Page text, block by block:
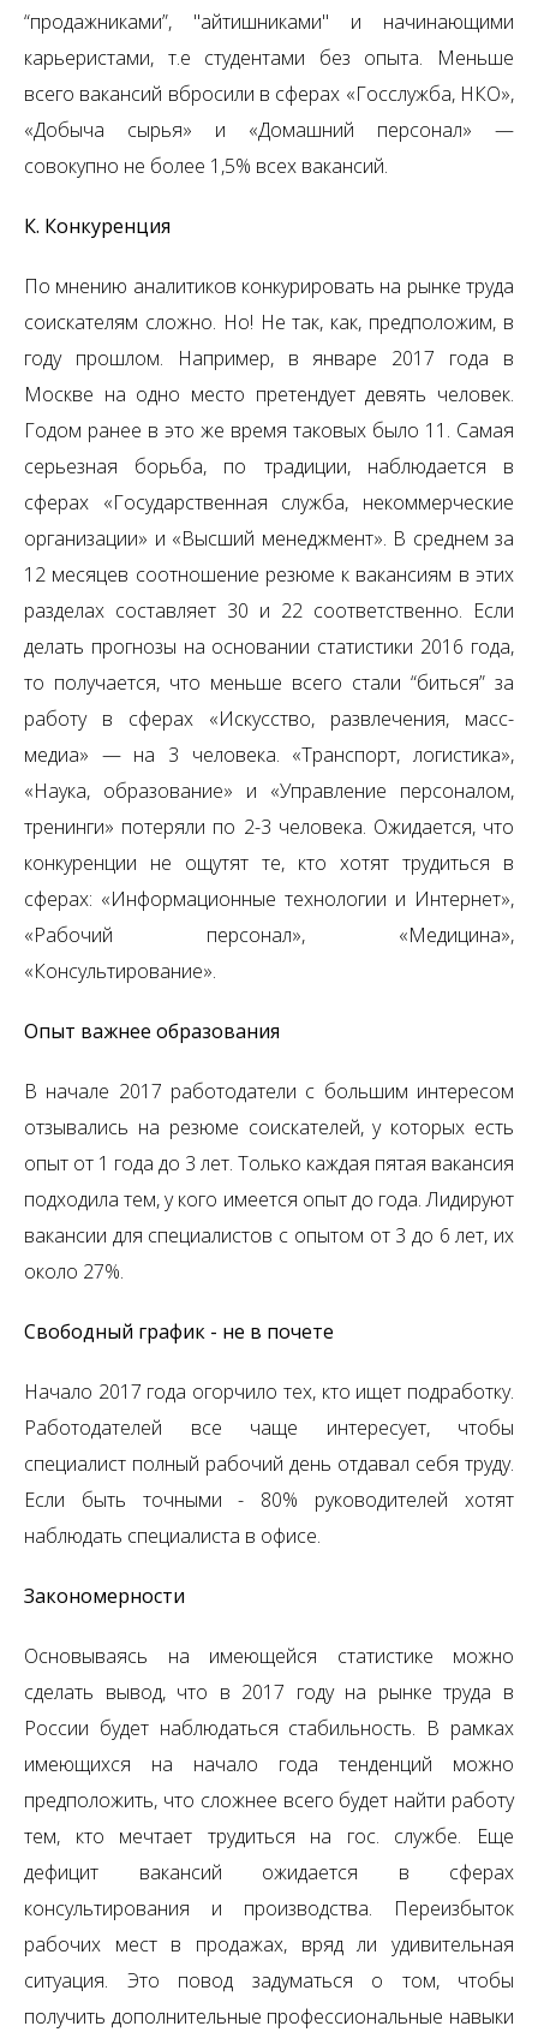
“продажниками”, "айтишниками" и начинающими
карьеристами, т.е студентами без опыта. Меньше
всего вакансий вбросили в сферах «Госслужба, НКО»,
«Добыча сырья» и «Домашний персонал» —
совокупно не более 1,5% всех вакансий.
К. Конкуренция
По мнению аналитиков конкурировать на рынке труда
соискателям сложно. Но! Не так, как, предположим, в
году прошлом. Например, в январе 2017 года в
Москве на одно место претендует девять человек.
Годом ранее в это же время таковых было 11. Самая
серьезная борьба, по традиции, наблюдается в
сферах «Государственная служба, некоммерческие
организации» и «Высший менеджмент». В среднем за
12 месяцев соотношение резюме к вакансиям в этих
разделах составляет 30 и 22 соответственно. Если
делать прогнозы на основании статистики 2016 года,
то получается, что меньше всего стали “биться” за
работу в сферах «Искусство, развлечения, масс-
медиа» — на 3 человека. «Транспорт, логистика»,
«Наука, образование» и «Управление персоналом,
тренинги» потеряли по 2-3 человека. Ожидается, что
конкуренции не ощутят те, кто хотят трудиться в
сферах: «Информационные технологии и Интернет»,
«Рабочий персонал», «Медицина»,
«Консультирование».
Опыт важнее образования
В начале 2017 работодатели с большим интересом
отзывались на резюме соискателей, у которых есть
опыт от 1 года до 3 лет. Только каждая пятая вакансия
подходила тем, у кого имеется опыт до года. Лидируют
вакансии для специалистов с опытом от 3 до 6 лет, их
около 27%.
Свободный график - не в почете
Начало 2017 года огорчило тех, кто ищет подработку.
Работодателей все чаще интересует, чтобы
специалист полный рабочий день отдавал себя труду.
Если быть точными - 80% руководителей хотят
наблюдать специалиста в офисе.
Закономерности
Основываясь на имеющейся статистике можно
сделать вывод, что в 2017 году на рынке труда в
России будет наблюдаться стабильность. В рамках
имеющихся на начало года тенденций можно
предположить, что сложнее всего будет найти работу
тем, кто мечтает трудиться на гос. службе. Еще
дефицит вакансий ожидается в сферах
консультирования и производства. Переизбыток
рабочих мест в продажах, вряд ли удивительная
ситуация. Это повод задуматься о том, чтобы
получить дополнительные профессиональные навыки